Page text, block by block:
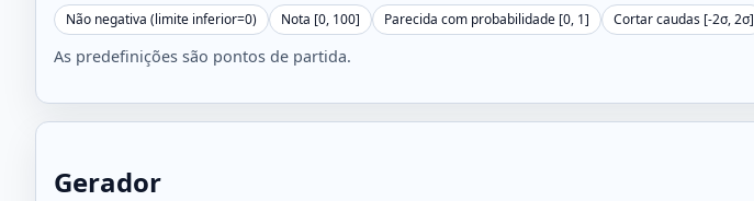
Não negativa (limite inferior=0) Nota [0, 100] Parecida com probabilidade [0, 1] Cortar caudas [-2σ, 2σ]
As predefinições são pontos de partida.
Gerador